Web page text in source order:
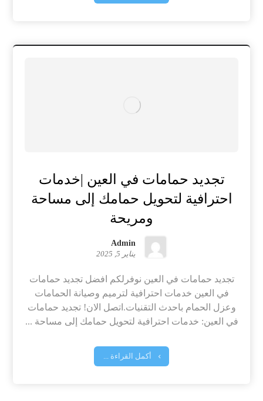
تجديد حمامات في العين |خدمات
احترافية لتحويل حمامك إلى مساحة
ومريحة
Admin
يناير 5, 2025
تجديد حمامات في العين نوفرلكم افضل تجديد حمامات
في العين خدمات احترافية لترميم وصيانة الحمامات
وعزل الحمام باحدث التقنيات.اتصل الان! تجديد حمامات
في العين: خدمات احترافية لتحويل حمامك إلى مساحة ...
أكمل القراءة ...